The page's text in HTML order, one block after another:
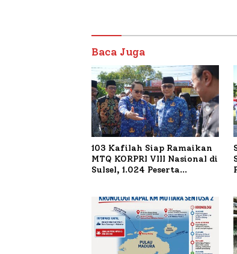
Baca Juga
103 Kafilah Siap Ramaikan
MTQ KORPRI VIII Nasional di
Sulsel, 1.024 Peserta